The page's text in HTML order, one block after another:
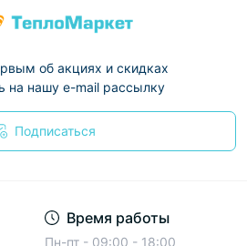
об акциях и скидках
на нашу e-mail рассылку
Подписаться
Время работы
Пн-пт - 09:00 - 18:00